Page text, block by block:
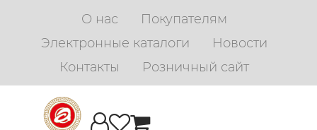
О нас
Покупателям
Электронные каталоги
Новости
Контакты
Розничный сайт